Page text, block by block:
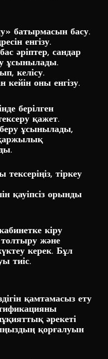
батырмасын басу.
енгізу.
әріптер, сандар
ұсынылады.
келісу.
кейін оны енгізу.
берілген
қажет.
ұсынылады,
тіркеу
қауіпсіз орынды
кіру
және
керек. Бұл
тиіс.
қамтамасыз ету
әрекеті
қорғалуын